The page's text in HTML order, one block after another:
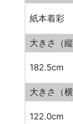
紙本着彩
大きさ（縦
182.5cm
大きさ（横
122.0cm